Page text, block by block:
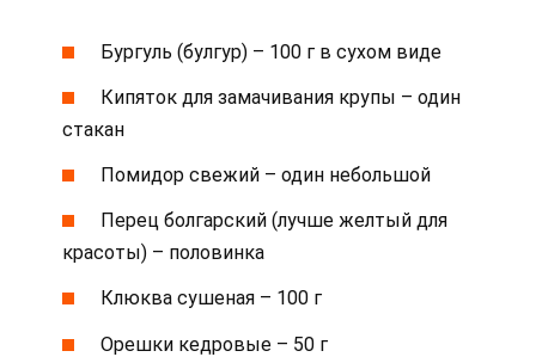
Бургуль (булгур) – 100 г в сухом виде
Кипяток для замачивания крупы – один
стакан
Помидор свежий – один небольшой
Перец болгарский (лучше желтый для
красоты) – половинка
Клюква сушеная – 100 г
Орешки кедровые – 50 г